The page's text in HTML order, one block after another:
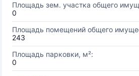
Площадь зем. участка общего
0
Площадь помещений общего
243
Площадь парковки, м²:
0